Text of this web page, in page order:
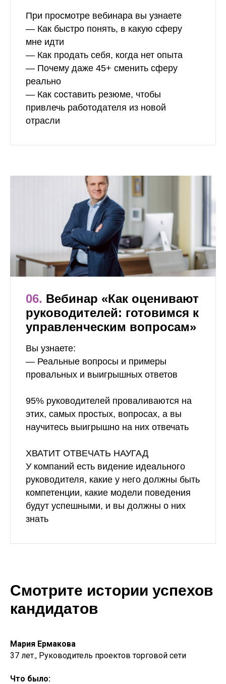
При просмотре вебинара вы узнаете
— Как быстро понять, в какую сферу
мне идти
— Как продать себя, когда нет опыта
— Почему даже 45+ сменить сферу
реально
— Как составить резюме, чтобы
привлечь работодателя из новой
отрасли
06. Вебинар «Как оценивают
руководителей: готовимся к
управленческим вопросам»
Вы узнаете:
— Реальные вопросы и примеры
провальных и выигрышных ответов
95% руководителей проваливаются на
этих, самых простых, вопросах, а вы
научитесь выигрышно на них отвечать
ХВАТИТ ОТВЕЧАТЬ НАУГАД
У компаний есть видение идеального
руководителя, какие у него должны быть
компетенции, какие модели поведения
будут успешными, и вы должны о них
знать
Смотрите истории успехов
кандидатов
Мария Ермакова
37 лет., Руководитель проектов торговой сети
Что было: